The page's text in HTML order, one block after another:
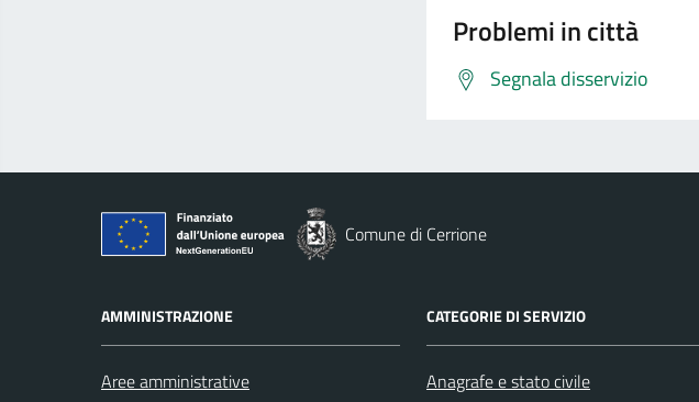
Problemi in città
Segnala disservizio
Comune di Cerrione
AMMINISTRAZIONE
Aree amministrative
CATEGORIE DI SERVIZIO
Anagrafe e stato civile